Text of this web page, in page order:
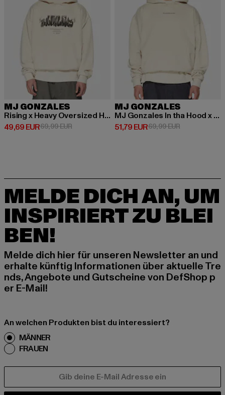
MJ GONZALES
Rising x Heavy Oversized Hoody
49,69 EUR
Derzeitiger Preis: 49,69 EUR
69,99 EURAktionspreis: 69,99 EUR
MJ GONZALES
MJ Gonzales In tha Hood x Heavy Oversized Hoody
51,79 EUR
Derzeitiger Preis: 51,79 EUR
69,99 EURAktionspreis:
MELDE DICH AN, UM
INSPIRIERT ZU BLEI
BEN!
Melde dich hier für unseren Newsletter an und
erhalte künftig Informationen über aktuelle Tre
nds, Angebote und Gutscheine von DefShop p
er E-Mail!
An welchen Produkten bist du interessiert?
MÄNNER
FRAUEN